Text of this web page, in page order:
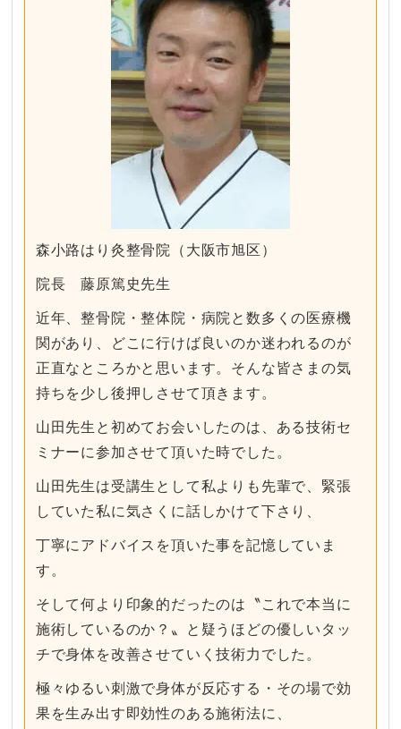
森小路はり灸整骨院（大阪市旭区）
院長 藤原篤史先生
近年、整骨院・整体院・病院と数多くの医療機
関があり、どこに行けば良いのか迷われるのが
正直なところかと思います。そんな皆さまの気
持ちを少し後押しさせて頂きます。
山田先生と初めてお会いしたのは、ある技術セ
ミナーに参加させて頂いた時でした。
山田先生は受講生として私よりも先輩で、緊張
していた私に気さくに話しかけて下さり、
丁寧にアドバイスを頂いた事を記憶していま
す。
そして何より印象的だったのは〝これで本当に
施術しているのか？〟と疑うほどの優しいタッ
チで身体を改善させていく技術力でした。
極々ゆるい刺激で身体が反応する・その場で効
果を生み出す即効性のある施術法に、